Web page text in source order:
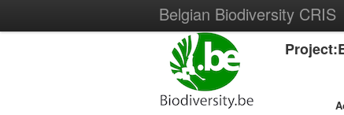
Belgian Biodiversity CRIS